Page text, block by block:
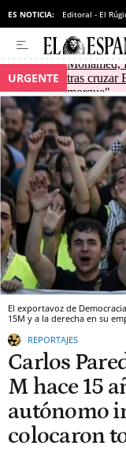
ES NOTICIA: Editoral - El
URGENTE
Mohamed,
tras cruzar
morgue"
El exportavoz de
15M y a la derecha en su
REPORTAJES
Carlos
M hace 15
autónomo
colocaron